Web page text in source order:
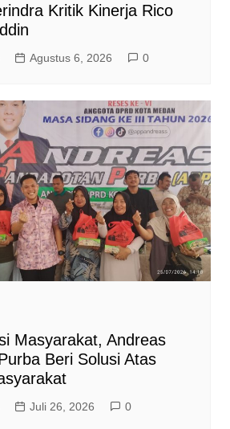
Kritik Kinerja Rico
Agustus 6, 2026 0
Masyarakat, Andreas
Beri Solusi Atas
Juli 26, 2026 0